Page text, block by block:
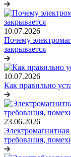
10.07.2026
Почему
закрывается
10.07.2026
Как правильно
23.06.2026
требования,